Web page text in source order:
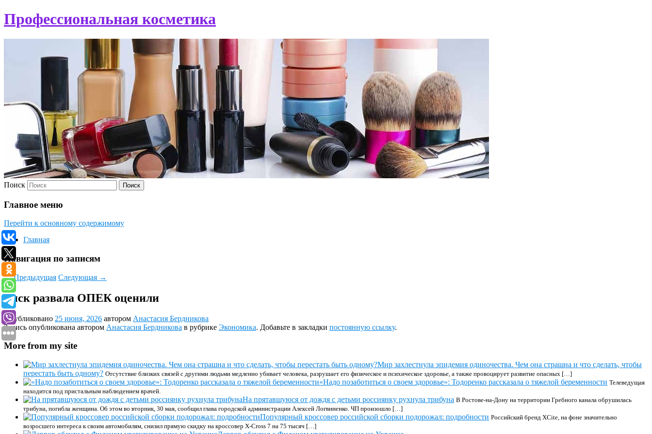
Профессиональная косметика
Поиск
Главное меню
Перейти к основному содержимому
Главная
Навигация по записям
←Предыдущая Следующая →
Риск развала ОПЕК оценили
Опубликовано 25 июня, 2026 автором Анастасия Бердникова
Запись опубликована автором Анастасия Бердникова в рубрике Экономика. Добавьте в закладки постоянную ссылку.
More from my site
Мир захлестнула эпидемия одиночества. Чем она страшна и что сделать, чтобы
перестать быть одному? Отсутствие близких связей с другими людьми медленно убивает человека, разрушает его физическое и психическое здоровье, а также провоцирует развитие опасных […]
«Надо позаботиться о своем здоровье»: Тодоренко рассказала о тяжелой беременности Телеведущая
находится под пристальным наблюдением врачей.
На прятавшуюся от дождя с детьми россиянку рухнула трибуна В Ростове-на-Дону на территории Гребного канала обрушилась
трибуна, погибла женщина. Об этом во вторник, 30 мая, сообщил глава городской администрации Алексей Логвиненко. ЧП произошло […]
Популярный кроссовер российской сборки подорожал: подробности Российский бренд XCite, на фоне значительно
возросшего интереса к своим автомобилям, снизил прямую скидку на кроссовер X-Cross 7 на 75 тысяч […]